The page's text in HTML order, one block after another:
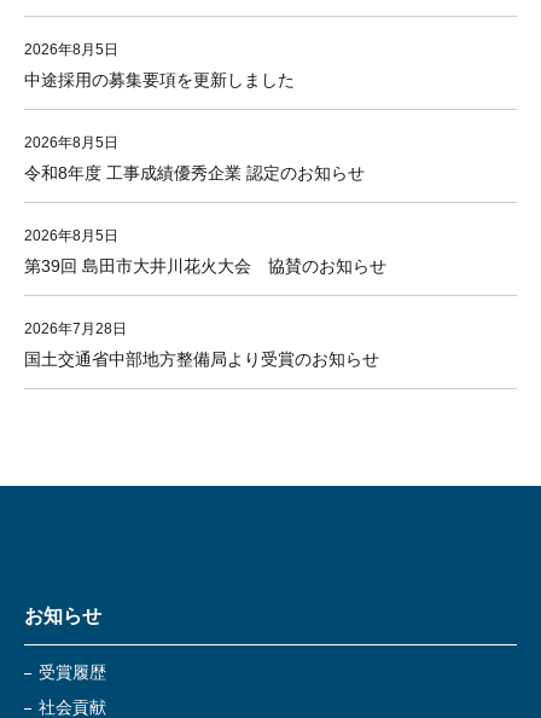
2026年8月5日
中途採用の募集要項を更新しました
2026年8月5日
令和8年度 工事成績優秀企業 認定のお知らせ
2026年8月5日
第39回 島田市大井川花火大会 協賛のお知らせ
2026年7月28日
国土交通省中部地方整備局より受賞のお知らせ
お知らせ
受賞履歴
社会貢献